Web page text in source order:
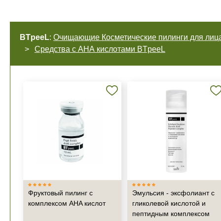
BTpeeL: Очищающие Косметические пилинги для
Средства с АНА кислотами BTpeeL
Фруктовый пилинг с
комплексом AHA кислот
Эмульсия - эксфолиант с
гликолевой кислотой и
пептидным комплексом